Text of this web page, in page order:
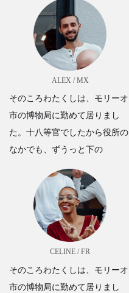
ALEX / MX
そのころわたくしは、モリーオ
市の博物局に勤めて居りまし
た。十八等官でしたから役所の
なかでも、ずうっと下の
CELINE / FR
そのころわたくしは、モリーオ
市の博物局に勤めて居りまし